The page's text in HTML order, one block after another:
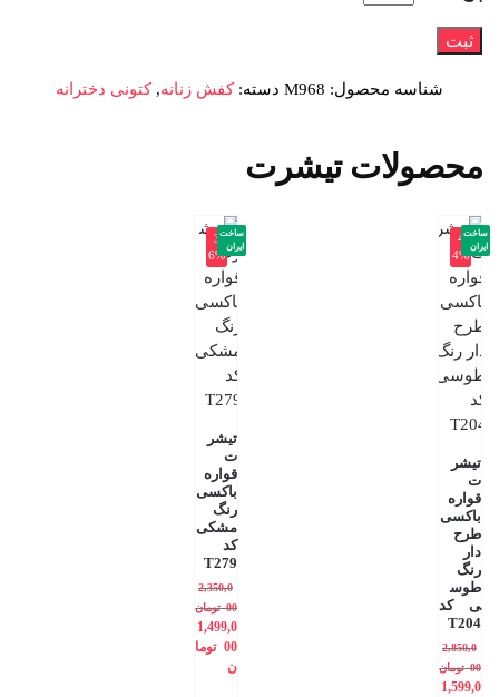
شناسه محصول: M968 دسته:کفش زنانه,کتونی دخترانه
محصولات تیشرت
-4
4%
تیشر
ت
قواره
باکسی
طرح
دار
رنگ
طوس
ی کد
T204
2,850,0
00 تومان
1,599,0
ساخت
ایران
-3
6%
تیشر
ت
قواره
باکسی
رنگ
مشکی
کد
T279
2,350,0
00 تومان
1,499,0
00 توما
ن
ساخت
ایران